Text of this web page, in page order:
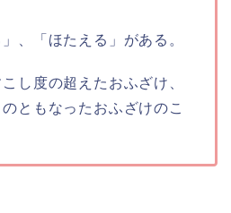
、「ほたえる」がある。
し度の超えたおふざけ、
ともなったおふざけのこ